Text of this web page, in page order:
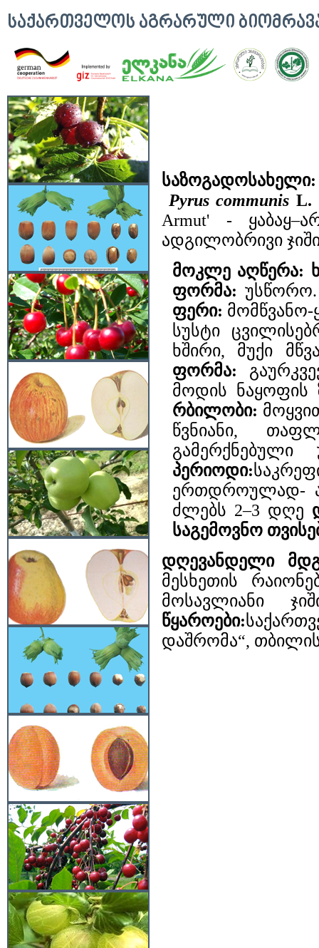
ᲡᲐᲥᲐᲠᲗᲕᲔᲚᲝᲡ ᲐᲒᲠᲐᲠᲣᲚᲘ
საზოგადოსახელი
Pyrus communis L.
Armut' -
ადგილობრივი
მოკლე აღწერა:
ფორმა:
ფერი:
სუსტი
ხშირი, მუქი
ფორმა:
მოდის ნაყოფის
რბილობი:
წვნიანი,
პერიოდი:
ერთდროულად-
ძლებს 2–3 დღე
საგემოვნო
დღევანდელი
მესხეთის
მოსავლიანი
წყაროები:
დაშრომა“,